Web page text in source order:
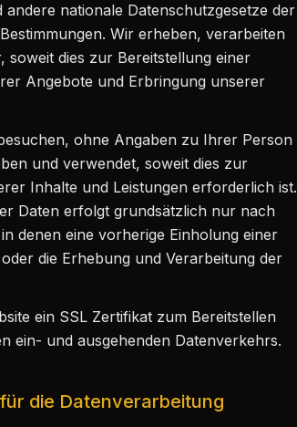
nationale Datenschutzgesetze der
Wir erheben, verarbeiten
dies zur Bereitstellung einer
Angebote und Erbringung unserer
ohne Angaben zu Ihrer Person
und verwendet, soweit dies zur
Inhalte und Leistungen erforderlich ist.
Daten erfolgt grundsätzlich nur nach
denen eine vorherige Einholung einer
die Erhebung und Verarbeitung der
ein SSL Zertifikat zum Bereitstellen
ein- und ausgehenden Datenverkehrs.
die Datenverarbeitung